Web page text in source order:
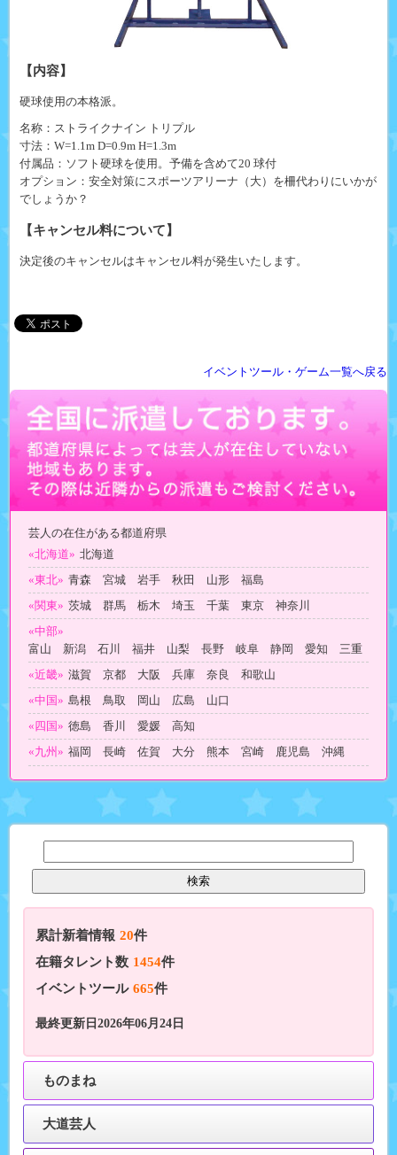
【内容】
硬球使用の本格派。
名称：ストライクナイン トリプル
寸法：W=1.1m D=0.9m H=1.3m
付属品：ソフト硬球を使用。予備を含めて20 球付
オプション：安全対策にスポーツアリーナ（大）を柵代わりにいかが
でしょうか？
【キャンセル料について】
決定後のキャンセルはキャンセル料が発生いたします。
イベントツール・ゲーム一覧へ戻る
芸人の在住がある都道府県
«北海道» 北海道
«東北» 青森 宮城 岩手 秋田 山形 福島
«関東» 茨城 群馬 栃木 埼玉 千葉 東京 神奈川
«中部»
富山 新潟 石川 福井 山梨 長野 岐阜 静岡 愛知 三重
«近畿» 滋賀 京都 大阪 兵庫 奈良 和歌山
«中国» 島根 鳥取 岡山 広島 山口
«四国» 徳島 香川 愛媛 高知
«九州» 福岡 長崎 佐賀 大分 熊本 宮崎 鹿児島 沖縄
累計新着情報 20件
在籍タレント数 1454件
イベントツール 665件
最終更新日2026年06月24日
ものまね
大道芸人